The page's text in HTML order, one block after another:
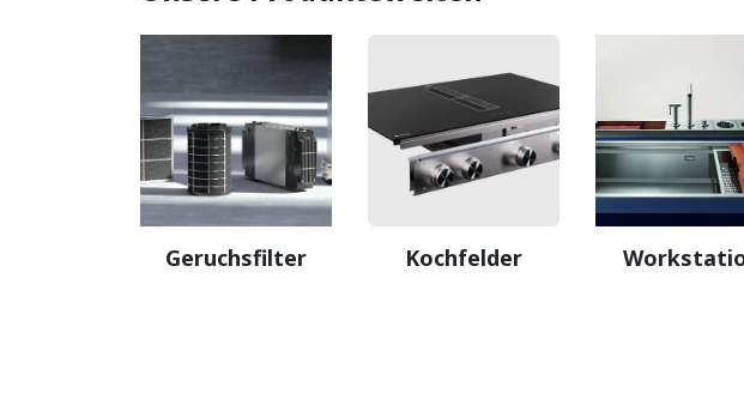
Geruchsfilter Kochfelder